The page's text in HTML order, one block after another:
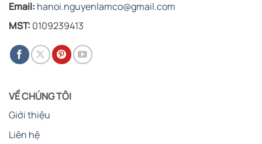
Email: hanoi.nguyenlamco@gmail.com
MST: 0109239413
VỀ CHÚNG TÔI
Giới thiệu
Liên hệ